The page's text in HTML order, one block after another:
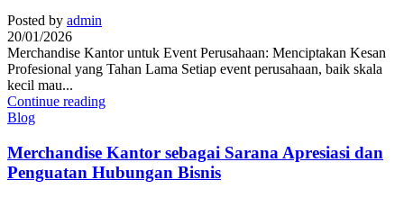
Posted by admin
20/01/2026
Merchandise Kantor untuk Event Perusahaan: Menciptakan Kesan
Profesional yang Tahan Lama Setiap event perusahaan, baik skala
kecil mau...
Continue reading
Blog
Merchandise Kantor sebagai Sarana Apresiasi dan
Penguatan Hubungan Bisnis